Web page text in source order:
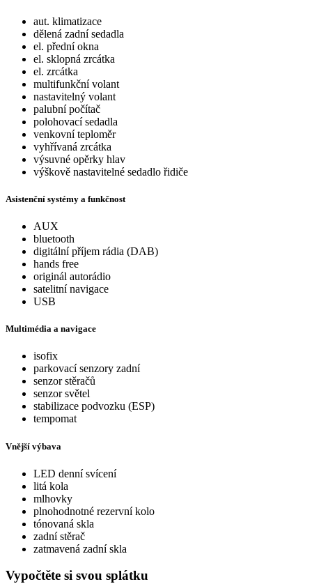
aut. klimatizace
dělená zadní sedadla
el. přední okna
el. sklopná zrcátka
el. zrcátka
multifunkční volant
nastavitelný volant
palubní počítač
polohovací sedadla
venkovní teploměr
vyhřívaná zrcátka
výsuvné opěrky hlav
výškově nastavitelné sedadlo řidiče
Asistenční systémy a funkčnost
AUX
bluetooth
digitální příjem rádia (DAB)
hands free
originál autorádio
satelitní navigace
USB
Multimédia a navigace
isofix
parkovací senzory zadní
senzor stěračů
senzor světel
stabilizace podvozku (ESP)
tempomat
Vnější výbava
LED denní svícení
litá kola
mlhovky
plnohodnotné rezervní kolo
tónovaná skla
zadní stěrač
zatmavená zadní skla
Vypočtěte si svou splátku